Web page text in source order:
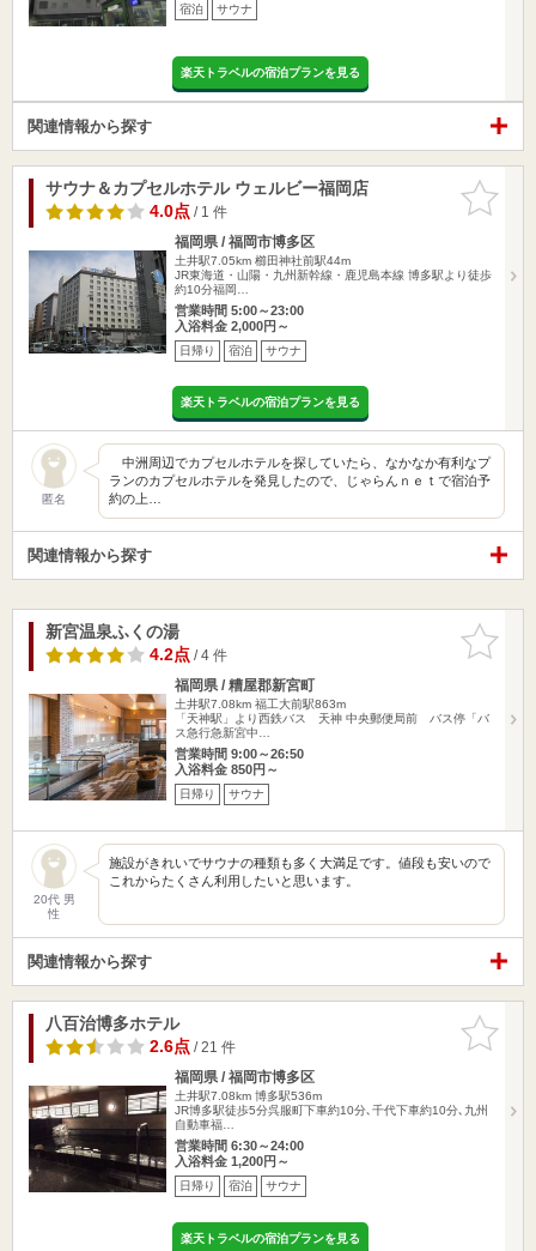
宿泊 サウナ
楽天トラベルの宿泊プランを見る
関連情報から探す
お気に入
りに追加
サウナ＆カプセルホテル ウェルビー福岡店
4.0点/ 1 件
福岡県 / 福岡市博多区
土井駅7.05km 櫛田神社前駅44m
JR東海道・山陽・九州新幹線・鹿児島本線 博多駅より徒歩
約10分福岡…
営業時間 5:00～23:00
入浴料金 2,000円～
日帰り 宿泊 サウナ
楽天トラベルの宿泊プランを見る
匿名
中洲周辺でカプセルホテルを探していたら、なかなか有利なプ
ランのカプセルホテルを発見したので、じゃらんｎｅｔで宿泊予
約の上…
関連情報から探す
お気に入
りに追加
新宮温泉ふくの湯
4.2点/ 4 件
福岡県 / 糟屋郡新宮町
土井駅7.08km 福工大前駅863m
「天神駅」より西鉄バス 天神 中央郵便局前 バス停「バ
ス急行急新宮中…
営業時間 9:00～26:50
入浴料金 850円～
日帰り サウナ
20代 男
性
施設がきれいでサウナの種類も多く大満足です。値段も安いので
これからたくさん利用したいと思います。
関連情報から探す
お気に入
りに追加
八百治博多ホテル
2.6点/ 21 件
福岡県 / 福岡市博多区
土井駅7.08km 博多駅536m
JR博多駅徒歩5分呉服町下車約10分､千代下車約10分､九州
自動車福…
営業時間 6:30～24:00
入浴料金 1,200円～
日帰り 宿泊 サウナ
楽天トラベルの宿泊プランを見る